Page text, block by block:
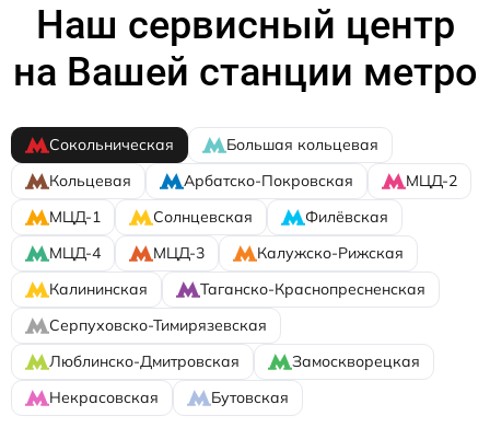
Наш сервисный центр
на Вашей станции метро
Сокольническая
Большая кольцевая
Кольцевая
Арбатско-Покровская
МЦД-2
МЦД-1
Солнцевская
Филёвская
МЦД-4
МЦД-3
Калужско-Рижская
Калининская
Таганско-Краснопресненская
Серпуховско-Тимирязевская
Люблинско-Дмитровская
Замоскворецкая
Некрасовская
Бутовская